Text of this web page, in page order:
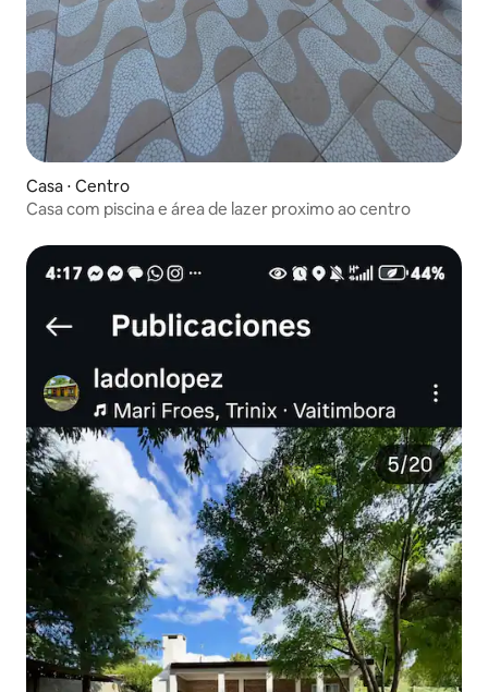
Casa ⋅ Centro
Casa com piscina e área de lazer proximo ao centro